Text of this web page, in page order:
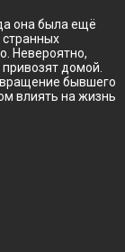
она была ещё
странных
Невероятно,
домой.
бывшего
влиять на жизнь